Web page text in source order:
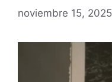
noviembre 15, 2025